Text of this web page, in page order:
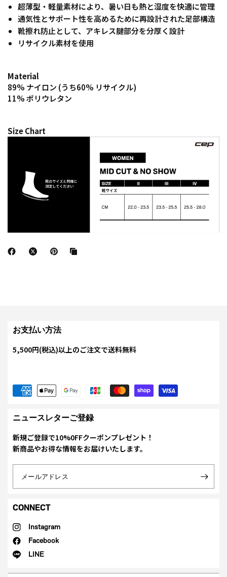
超薄型・軽量素材により、暑い日も熱と湿度を快適に管理
通気性とサポート性を高めるために再設計された足部構造
靴擦れ防止として、アキレス腱部分を分厚く設計
リサイクル素材を使用
Material
89% ナイロン (うち60% リサイクル)
11% ポリウレタン
Size Chart
お支払い方法
5,500円(税込)以上のご注文で送料無料
ニュースレターご登録
新規ご登録で10%0FFクーポンプレゼント！
新商品やお得な情報をお届けいたします。
メールアドレス
CONNECT
Instagram
Facebook
LINE